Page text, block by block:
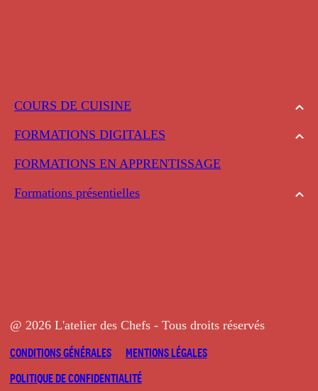
COURS DE CUISINE
FORMATIONS DIGITALES
FORMATIONS EN APPRENTISSAGE
Formations présentielles
@ 2026 L'atelier des Chefs - Tous droits réservés
CONDITIONS GÉNÉRALES
MENTIONS LÉGALES
POLITIQUE DE CONFIDENTIALITÉ